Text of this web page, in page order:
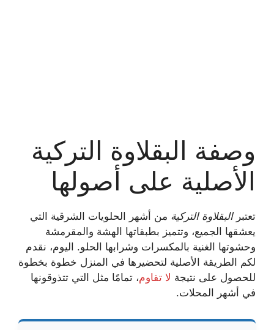
وصفة البقلاوة التركية
الأصلية على أصولها
تعتبرالبقلاوة التركية من أشهر الحلويات الشرقية التي
يعشقها الجميع، وتتميز بطبقاتها الهشة والمقرمشة
وحشوتها الغنية بالمكسرات وشرابها الحلو. اليوم، نقدم
لكم الطريقة الأصلية لتحضيرها في المنزل خطوة بخطوة
للحصول على نتيجة لا تقاوم، تمامًا مثل التي تتذوقونها
في أشهر المحلات.